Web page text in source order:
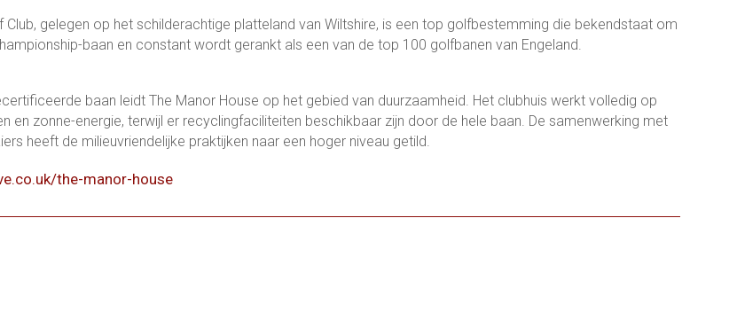
Club, gelegen op het schilderachtige platteland van Wiltshire, is een top golfbestemming die bekendstaat om
baan en constant wordt gerankt als een van de top 100 golfbanen van Engeland.
baan leidt The Manor House op het gebied van duurzaamheid. Het clubhuis werkt volledig op
en zonne-energie, terwijl er recyclingfaciliteiten beschikbaar zijn door de hele baan. De samenwerking met
heeft de milieuvriendelijke praktijken naar een hoger niveau getild.
the-manor-house